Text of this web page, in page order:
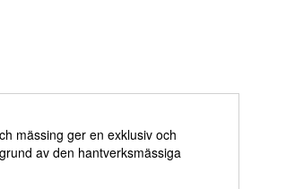
mässing ger en exklusiv och
av den hantverksmässiga